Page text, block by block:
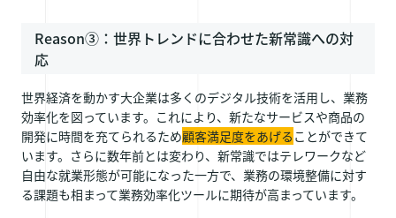
Reason③：世界トレンドに合わせた新常識への対
応
世界経済を動かす大企業は多くのデジタル技術を活用し、業務
効率化を図っています。これにより、新たなサービスや商品の
開発に時間を充てられるため顧客満足度をあげる ことができて
います。さらに数年前とは変わり、新常識ではテレワークなど
自由な就業形態が可能になった一方で、業務の環境整備に対す
る課題も相まって業務効率化ツールに期待が高まっています。